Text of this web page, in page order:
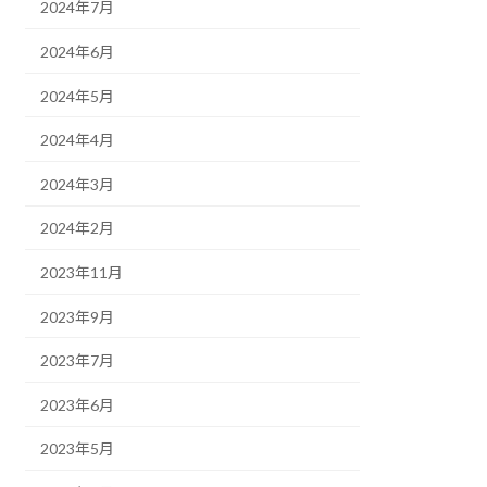
2024年7月
2024年6月
2024年5月
2024年4月
2024年3月
2024年2月
2023年11月
2023年9月
2023年7月
2023年6月
2023年5月